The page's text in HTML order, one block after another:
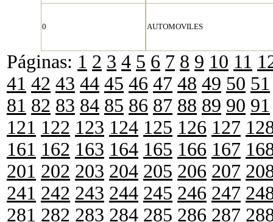
0 AUTOMOVILES
Páginas: 1 2 3 4 5 6 7 8 9 10 11
41 42 43 44 45 46 47 48 49 50 51
81 82 83 84 85 86 87 88 89 90 91
121 122 123 124 125 126 127
161 162 163 164 165 166 167
201 202 203 204 205 206 207
241 242 243 244 245 246 247
281 282 283 284 285 286 287